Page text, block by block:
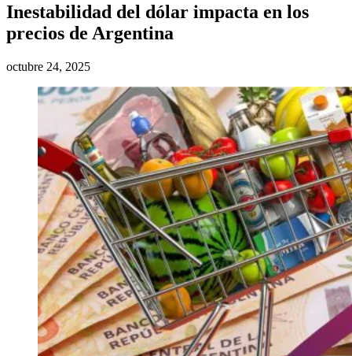
Inestabilidad del dólar impacta en los
precios de Argentina
octubre 24, 2025